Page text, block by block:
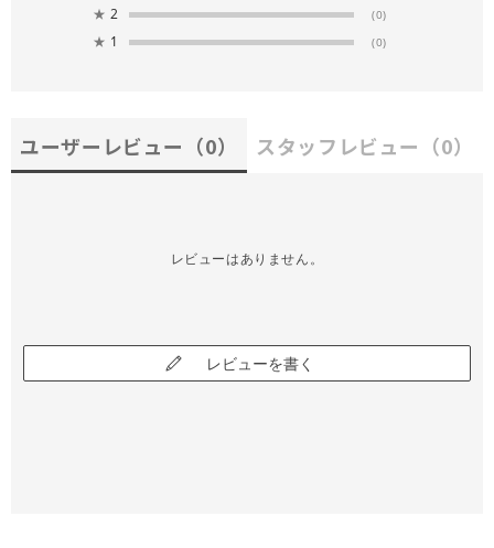
★ 2 (0)
★ 1 (0)
ユーザーレビュー （0） スタッフレビュー （0）
レビューはありません。
レビューを書く